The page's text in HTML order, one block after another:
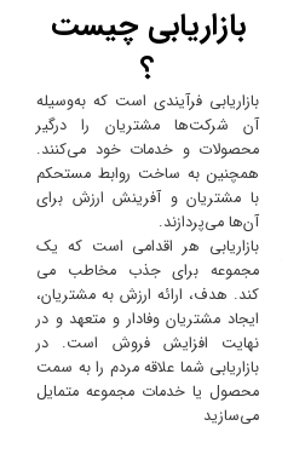
بازاریابی چیست
؟
بازاریابی فرآیندی است که به‌وسیله
آن شرکت‌ها مشتریان را درگیر
محصولات و خدمات خود می‌کنند.
همچنین به ساخت روابط مستحکم
با مشتریان و آفرینش ارزش برای
آن‌ها می‌پردازند.
بازاریابی هر اقدامی است که یک
مجموعه برای جذب مخاطب می
کند. هدف، ارائه ارزش به مشتریان،
ایجاد مشتریان وفادار و متعهد و در
نهایت افزایش فروش است. در
بازاریابی شما علاقه مردم را به سمت
محصول یا خدمات مجموعه متمایل
می‌سازید